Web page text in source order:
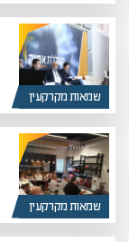
שמאות מקרקעין
שמאות מקרקעין